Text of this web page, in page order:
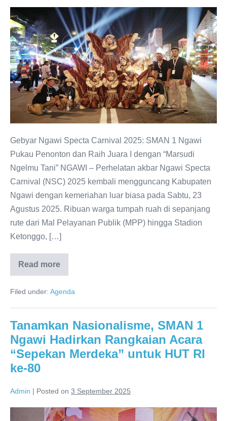
Gebyar
Ngawi
Specta
Carnival
2025:
“Marsudi
Ngelmu
Tani”
Antarkan
SMAN
1
Ngawi
Raih
Juara
Pertama
Gebyar Ngawi Specta Carnival 2025: SMAN 1 Ngawi
Pukau Penonton dan Raih Juara I dengan “Marsudi
Ngelmu Tani” NGAWI – Perhelatan akbar Ngawi Specta
Carnival (NSC) 2025 kembali mengguncang Kabupaten
Ngawi dengan kemeriahan luar biasa pada Sabtu, 23
Agustus 2025. Ribuan warga tumpah ruah di sepanjang
rute dari Mal Pelayanan Publik (MPP) hingga Stadion
Ketonggo, […]
Read more
Gebyar
Ngawi
Carnival
“Marsudi
Tani”
SMAN
Ngawi
Raih
Juara
Filed under: Agenda
Tanamkan Nasionalisme, SMAN 1
Ngawi Hadirkan Rangkaian Acara
“Sepekan Merdeka” untuk HUT RI
ke-80
Admin | Posted on 3 September 2025
Tanamkan